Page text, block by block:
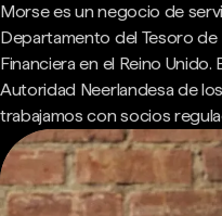
Morse es un negocio de
Departamento del Tesoro de
Financiera en el Reino
Autoridad Neerlandesa de
trabajamos con socios